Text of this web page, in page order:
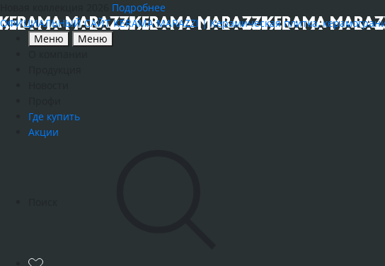
Подробнее
ОФИЦИАЛЬНЫЙ САЙТ KERAMA MARAZZI | Керамическая плитка,
Меню
Меню
Где купить
Акции